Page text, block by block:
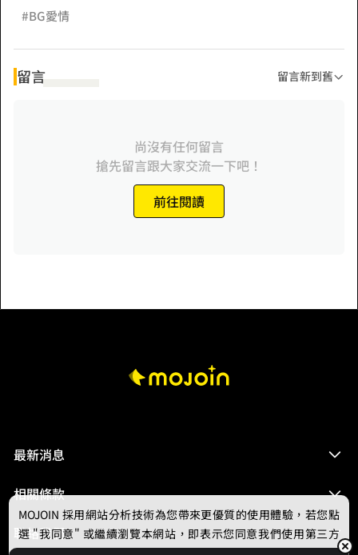
#BG愛情
留言 留言新到舊
尚沒有任何留言
搶先留言跟大家交流一下吧！
前往閱讀
最新消息
相關條款
聯絡我們
MOJOIN 採用網站分析技術為您帶來更優質的使用體驗，若您點
選 "我同意" 或繼續瀏覽本網站，即表示您同意我們使用第三方